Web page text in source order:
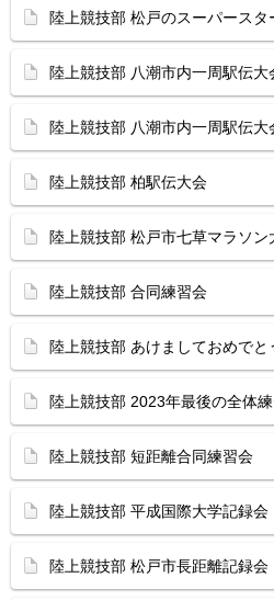
陸上競技部 松戸のスーパース
陸上競技部 八潮市内一周駅伝
陸上競技部 八潮市内一周駅伝
陸上競技部 柏駅伝大会
陸上競技部 松戸市七草マラソン
陸上競技部 合同練習会
陸上競技部 あけましておめでと
陸上競技部 2023年最後の全体
陸上競技部 短距離合同練習会
陸上競技部 平成国際大学記録会
陸上競技部 松戸市長距離記録会